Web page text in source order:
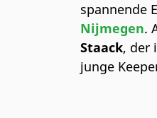
spannende
Nijmegen.
Staack, der
junge